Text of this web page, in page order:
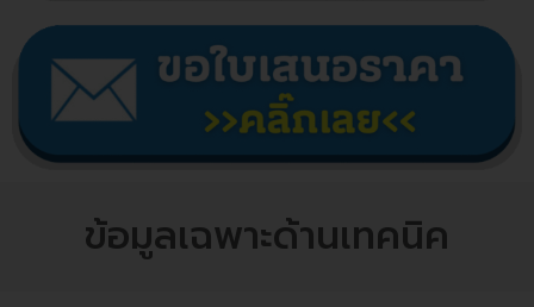
ข้อมูลเฉพาะด้านเทคนิค